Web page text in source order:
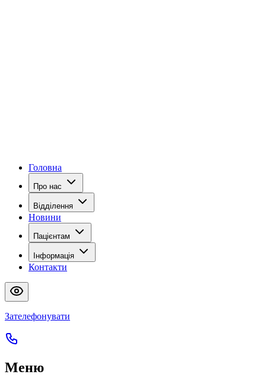
Головна
Про нас
Відділення
Новини
Пацієнтам
Інформація
Контакти
Зателефонувати
Меню